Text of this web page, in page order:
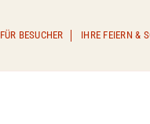
FÜR BESUCHER IHRE FEIERN &